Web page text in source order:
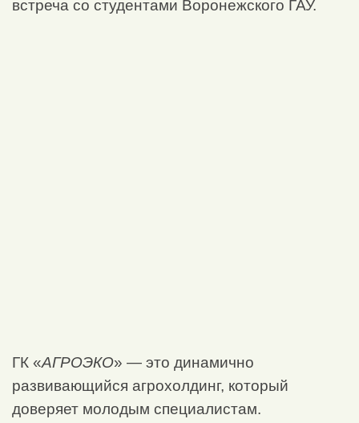
встреча со студентами Воронежского ГАУ.
ГК «АГРОЭКО» — это динамично
развивающийся агрохолдинг, который
доверяет молодым специалистам.